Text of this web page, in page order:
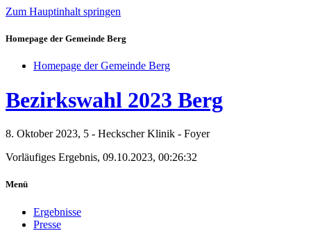
Zum Hauptinhalt springen
Homepage der Gemeinde Berg
Homepage der Gemeinde Berg
Bezirkswahl 2023 Berg
8. Oktober 2023, 5 - Heckscher Klinik - Foyer
Vorläufiges Ergebnis, 09.10.2023, 00:26:32
Menü
Ergebnisse
Presse